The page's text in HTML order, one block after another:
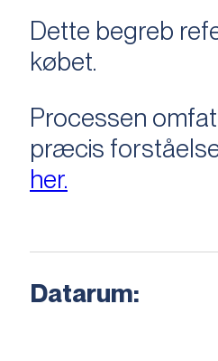
Dette begreb
købet.
Processen
præcis
her.
Datarum: